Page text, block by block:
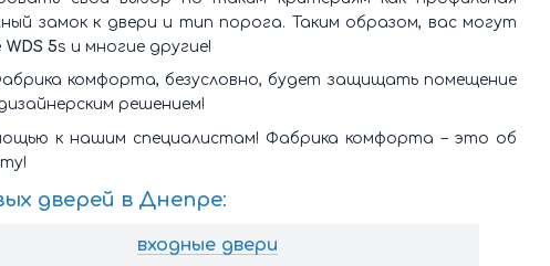
замок к двери и тип порога. Таким образом, вас могут
5s и многие другие!
комфорта, безусловно, будет защищать помещение
решением!
к нашим специалистам! Фабрика комфорта – это об
дверей в Днепре:
входные двери